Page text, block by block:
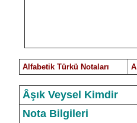
Alfabetik Türkü Notaları A
Âşık Veysel Kimdir
Nota Bilgileri